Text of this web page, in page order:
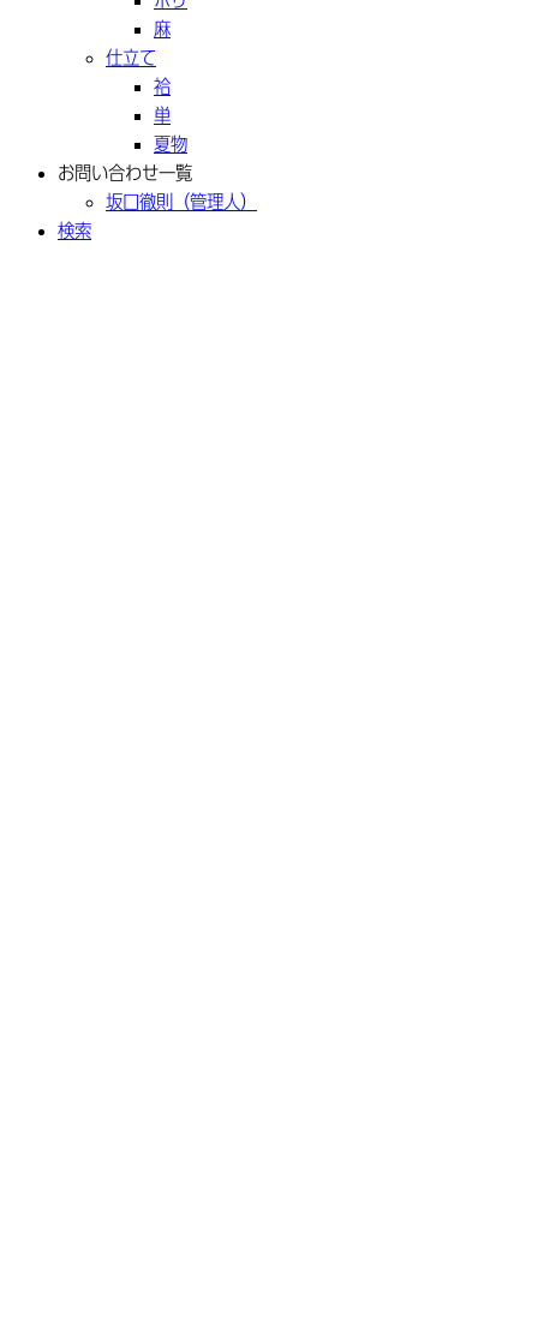
麻
仕立て
袷
単
夏物
お問い合わせ一覧
坂口徹則（管理人）
検索